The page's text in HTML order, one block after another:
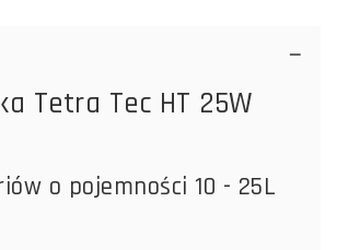
Tetra Tec HT 25W
o pojemności 10 - 25L